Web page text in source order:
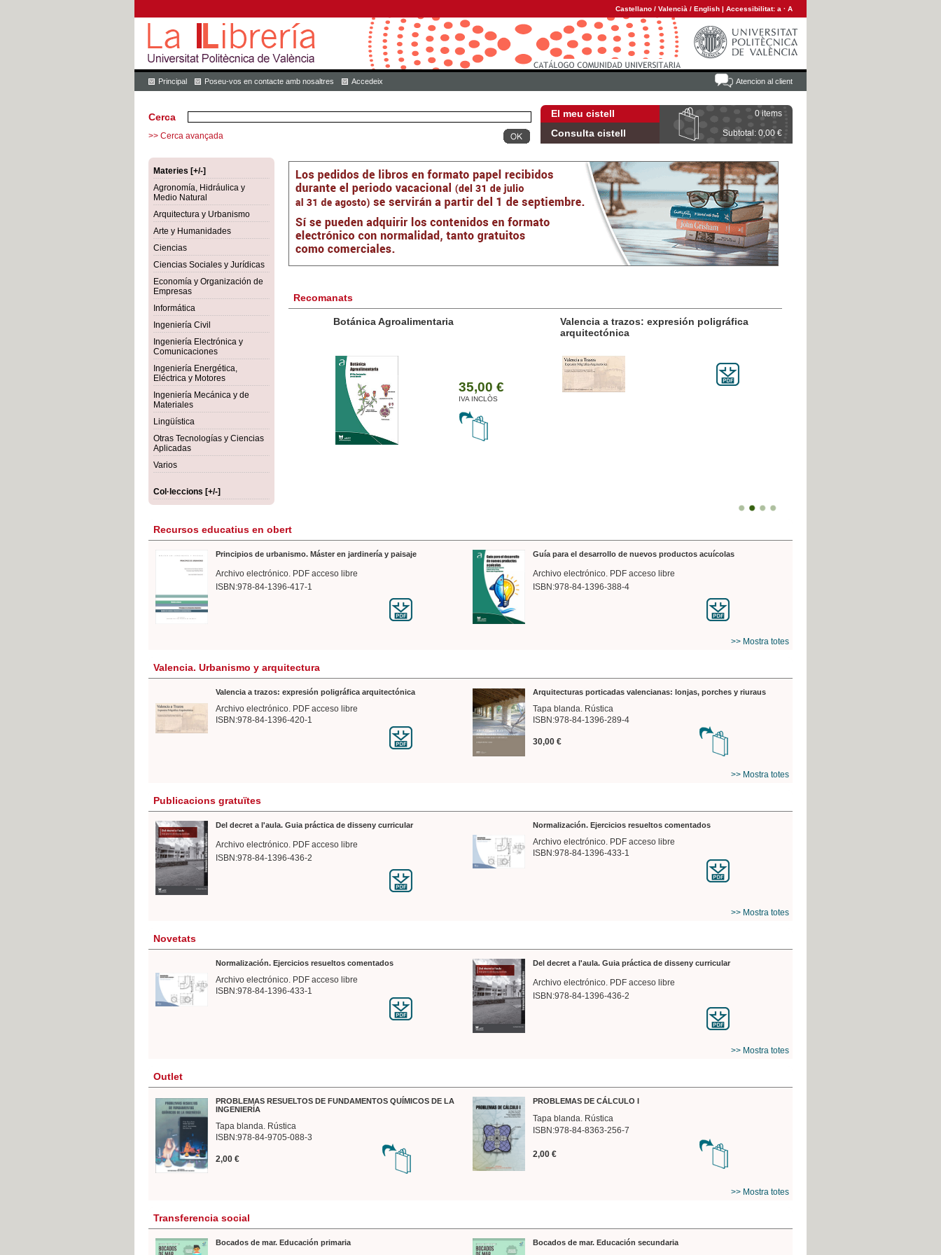
Castellano / Valencià / English | Accessibilitat: a · A
Atencion al client
Principal Poseu-vos en contacte amb nosaltres Accedeix
El meu cistell 0 items
Consulta cistell Subtotal: 0,00 €
Cerca
>> Cerca avançada
Materies [+/-]
Agronomía, Hidráulica y
Medio Natural
Arquitectura y Urbanismo
Arte y Humanidades
Ciencias
Ciencias Sociales y Jurídicas
Economía y Organización de
Empresas
Informática
Ingeniería Civil
Ingeniería Electrónica y
Comunicaciones
Ingeniería Energética,
Eléctrica y Motores
Ingeniería Mecánica y de
Materiales
Lingüística
Otras Tecnologías y Ciencias
Aplicadas
Varios
Col·leccions [+/-]
Recomanats
Botánica Agroalimentaria
35,00 €
IVA INCLÒS
Valencia a trazos: expresión poligráfica
arquitectónica
Recursos educatius en obert
Principios de urbanismo. Máster en jardinería y paisaje
Archivo electrónico. PDF acceso libre
ISBN:978-84-1396-417-1
Guía para el desarrollo de nuevos productos acuícolas
Archivo electrónico. PDF acceso libre
ISBN:978-84-1396-388-4
>> Mostra totes
Valencia. Urbanismo y arquitectura
Valencia a trazos: expresión poligráfica arquitectónica
Archivo electrónico. PDF acceso libre
ISBN:978-84-1396-420-1
Arquitecturas porticadas valencianas: lonjas, porches y riuraus
Tapa blanda. Rústica
ISBN:978-84-1396-289-4
30,00 €
>> Mostra totes
Publicacions gratuïtes
Del decret a l'aula. Guia práctica de disseny curricular
Archivo electrónico. PDF acceso libre
ISBN:978-84-1396-436-2
Normalización. Ejercicios resueltos comentados
Archivo electrónico. PDF acceso libre
ISBN:978-84-1396-433-1
>> Mostra totes
Novetats
Normalización. Ejercicios resueltos comentados
Archivo electrónico. PDF acceso libre
ISBN:978-84-1396-433-1
Del decret a l'aula. Guia práctica de disseny curricular
Archivo electrónico. PDF acceso libre
ISBN:978-84-1396-436-2
>> Mostra totes
Outlet
PROBLEMAS RESUELTOS DE FUNDAMENTOS QUÍMICOS DE LA
INGENIERÍA
Tapa blanda. Rústica
ISBN:978-84-9705-088-3
2,00 €
PROBLEMAS DE CÁLCULO I
Tapa blanda. Rústica
ISBN:978-84-8363-256-7
2,00 €
>> Mostra totes
Transferencia social
Bocados de mar. Educación primaria Bocados de mar. Educación secundaria